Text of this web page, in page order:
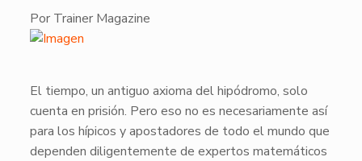
Por Trainer Magazine
​​El tiempo, un antiguo axioma del hipódromo, solo
cuenta en prisión. Pero eso no es necesariamente así
para los hípicos y apostadores de todo el mundo que
dependen diligentemente de expertos matemáticos